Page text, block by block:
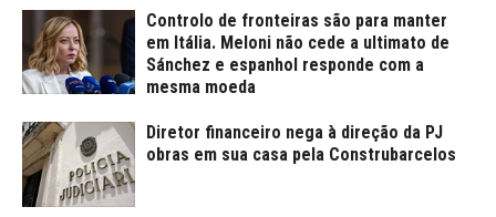
Controlo de fronteiras são para manter
em Itália. Meloni não cede a ultimato de
Sánchez e espanhol responde com a
mesma moeda
Diretor financeiro nega à direção da PJ
obras em sua casa pela Construbarcelos